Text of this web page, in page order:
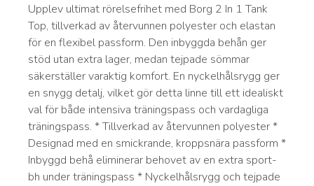
Upplev ultimat rörelsefrihet med Borg 2 In 1 Tank
Top, tillverkad av återvunnen polyester och elastan
för en flexibel passform. Den inbyggda behån ger
stöd utan extra lager, medan tejpade sömmar
säkerställer varaktig komfort. En nyckelhålsrygg ger
en snygg detalj, vilket gör detta linne till ett idealiskt
val för både intensiva träningspass och vardagliga
träningspass. * Tillverkad av återvunnen polyester *
Designad med en smickrande, kroppsnära passform *
Inbyggd behå eliminerar behovet av en extra sport-
bh under träningspass * Nyckelhålsrygg och tejpade